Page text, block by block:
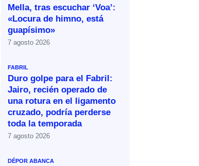
Mella, tras escuchar ‘Voa’:
«Locura de himno, está
guapísimo»
7 agosto 2026
FABRIL
Duro golpe para el Fabril:
Jairo, recién operado de
una rotura en el ligamento
cruzado, podría perderse
toda la temporada
7 agosto 2026
DÉPOR ABANCA